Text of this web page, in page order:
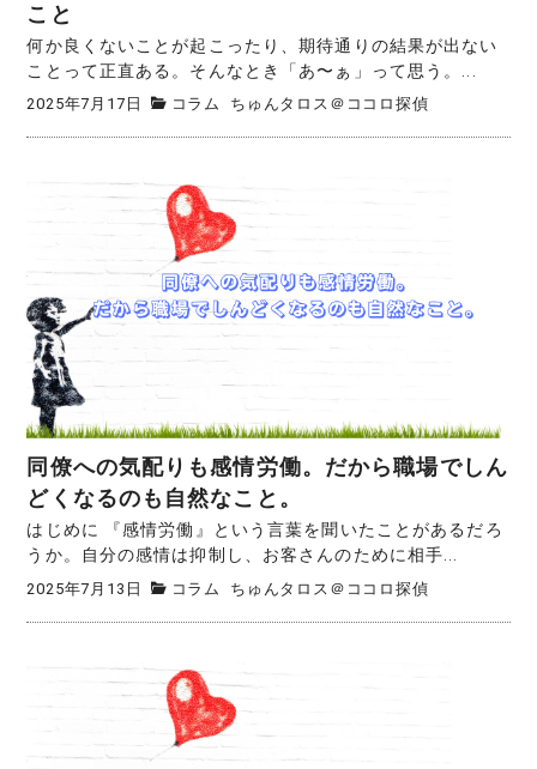
こと
何か良くないことが起こったり、期待通りの結果が出ない
ことって正直ある。そんなとき「あ〜ぁ」って思う。...
2025年7月17日 コラム ちゅんタロス＠ココロ探偵
同僚への気配りも感情労働。だから職場でしん
どくなるのも自然なこと。
はじめに 『感情労働』という言葉を聞いたことがあるだろ
うか。自分の感情は抑制し、お客さんのために相手...
2025年7月13日 コラム ちゅんタロス＠ココロ探偵